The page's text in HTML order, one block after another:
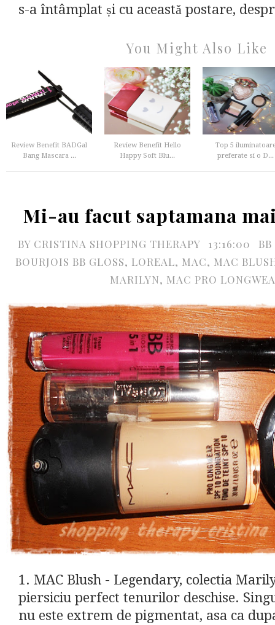
s-a întâmplat și cu această postare,
You Might Also Like
Review Benefit BADGal
Bang Mascara ...
Review Benefit Hello
Happy Soft Blu...
Top 5
preferate si o D...
Mi-au facut saptamana
BY CRISTINA SHOPPING THERAPY 13:16:00
BOURJOIS BB GLOSS, LOREAL, MAC, MAC
MARILYN, MAC PRO
1. MAC Blush - Legendary, colectia
piersiciu perfect tenurilor deschise.
nu este extrem de pigmentat, asa ca